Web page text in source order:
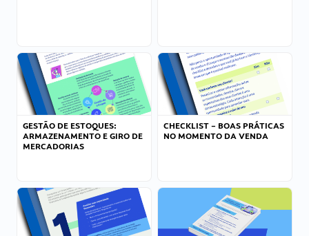
GESTÃO DE ESTOQUES:
ARMAZENAMENTO E GIRO DE
MERCADORIAS
CHECKLIST – BOAS PRÁTICAS
NO MOMENTO DA VENDA